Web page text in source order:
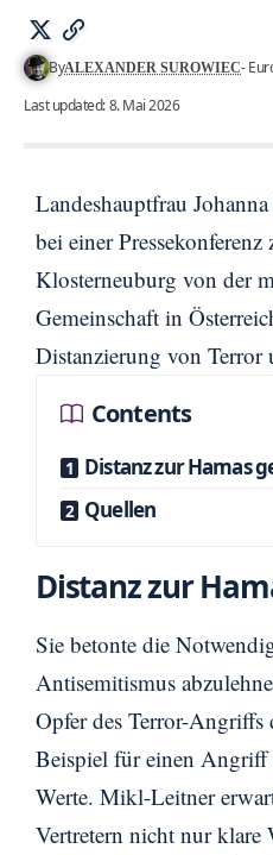
ByALEXANDER SUROWIEC-
Last updated: 8. Mai 2026
Landeshauptfrau
bei einer
Klosterneuburg von der
Gemeinschaft in
Distanzierung von
Contents
Distanz zur Hamas
Quellen
Distanz zur
Sie betonte die
Antisemitismus
Opfer des Terror-Angriffs
Beispiel für einen
Werte. Mikl-Leitner
Vertretern nicht nur klare